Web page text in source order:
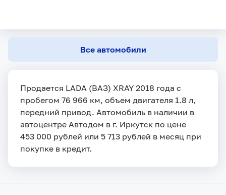
Все автомобили
Продается LADA (ВАЗ) XRAY 2018 года с
пробегом 76 966 км, объем двигателя 1.8 л,
передний привод. Автомобиль в наличии в
автоцентре Автодом в г. Иркутск по цене
453 000 рублей или 5 713 рублей в месяц при
покупке в кредит.